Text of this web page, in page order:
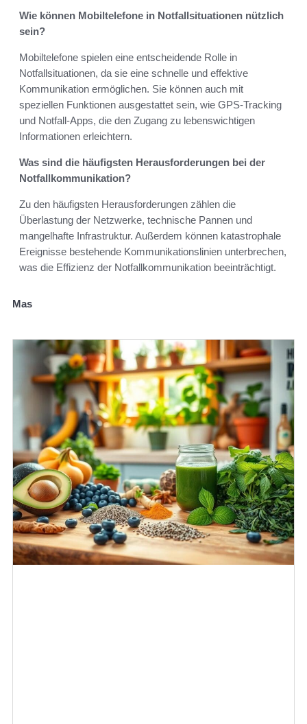
Wie können Mobiltelefone in Notfallsituationen nützlich
sein?
Mobiltelefone spielen eine entscheidende Rolle in
Notfallsituationen, da sie eine schnelle und effektive
Kommunikation ermöglichen. Sie können auch mit
speziellen Funktionen ausgestattet sein, wie GPS-Tracking
und Notfall-Apps, die den Zugang zu lebenswichtigen
Informationen erleichtern.
Was sind die häufigsten Herausforderungen bei der
Notfallkommunikation?
Zu den häufigsten Herausforderungen zählen die
Überlastung der Netzwerke, technische Pannen und
mangelhafte Infrastruktur. Außerdem können katastrophale
Ereignisse bestehende Kommunikationslinien unterbrechen,
was die Effizienz der Notfallkommunikation beeinträchtigt.
Mas